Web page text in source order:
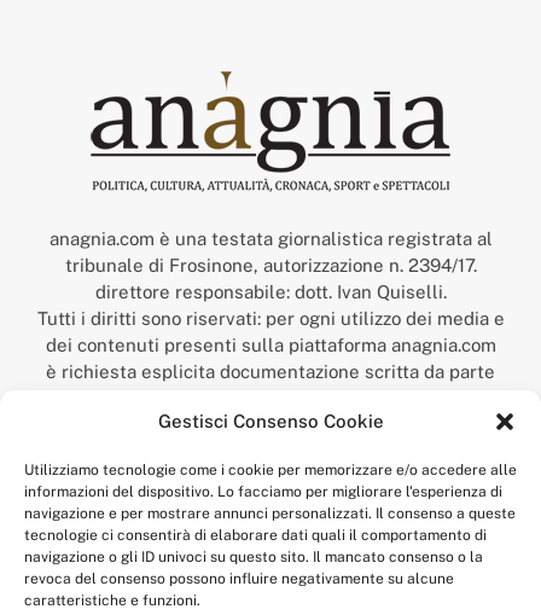
Gestisci Consenso Cookie
Utilizziamo tecnologie come i cookie per memorizzare e/o accedere alle
informazioni del dispositivo. Lo facciamo per migliorare l'esperienza di
navigazione e per mostrare annunci personalizzati. Il consenso a queste
tecnologie ci consentirà di elaborare dati quali il comportamento di
navigazione o gli ID univoci su questo sito. Il mancato consenso o la
revoca del consenso possono influire negativamente su alcune
caratteristiche e funzioni.
anagnia.com è una testata giornalistica registrata al
tribunale di Frosinone, autorizzazione n. 2394/17.
direttore responsabile: dott. Ivan Quiselli.
Tutti i diritti sono riservati: per ogni utilizzo dei media e
dei contenuti presenti sulla piattaforma anagnia.com
è richiesta esplicita documentazione scritta da parte
“Anagnia” è un marchio registrato presso l’Ufficio Italiano
Economico,
num. registrazione: 302017000014044 del 9 febbraio 2017.
Per contatti:redazione@anagnia.com